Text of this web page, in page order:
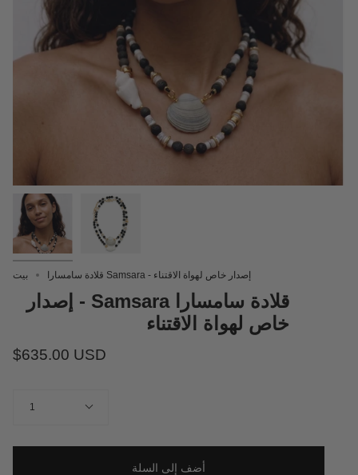
بيت قلادة سامسارا Samsara - إصدار خاص لهواة الاقتناء
قلادة سامسارا Samsara - إصدار
خاص لهواة الاقتناء
$635.00 USD
1
أضف إلى السلة